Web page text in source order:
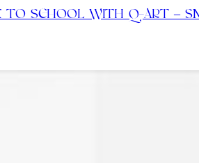
TO SCHOOL WITH Q-ART –